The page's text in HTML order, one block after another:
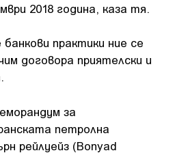
2018 година, каза тя.
практики ние се
договора приятелски и
за
петролна
рейлуейз (Bonyad